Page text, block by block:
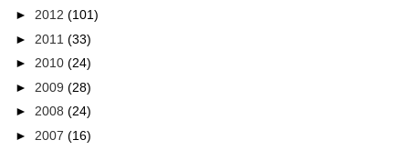
► 2012 (101)
► 2011 (33)
► 2010 (24)
► 2009 (28)
► 2008 (24)
► 2007 (16)